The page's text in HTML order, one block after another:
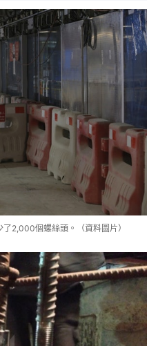
2,000個螺絲頭。（資料圖片）